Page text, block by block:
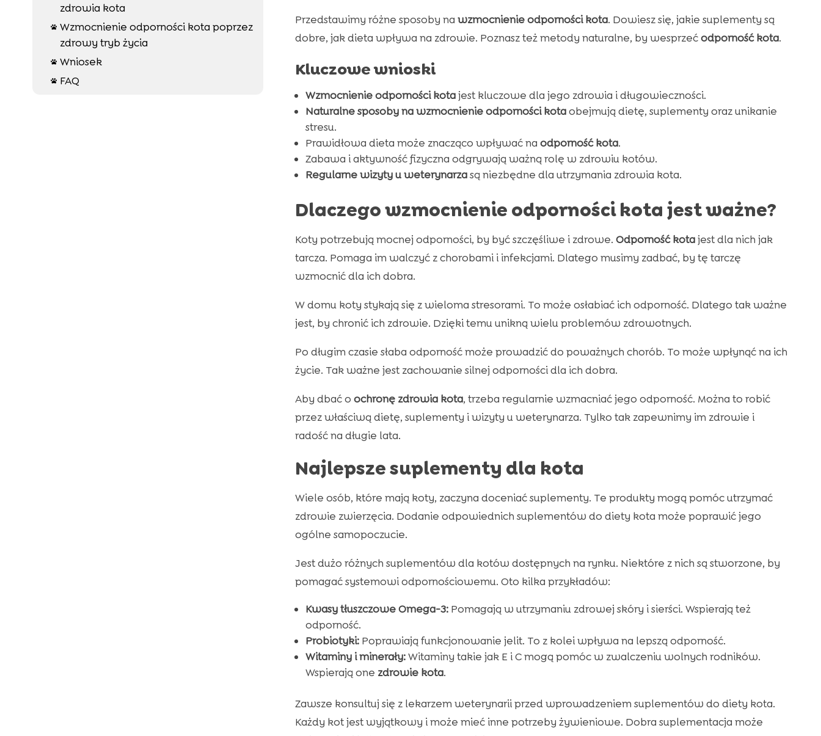
zdrowia kota
 Wzmocnienie odporności kota poprzez
zdrowy tryb życia
 Wniosek
 FAQ
Przedstawimy różne sposoby na wzmocnienie odporności kota. Dowiesz się, jakie suplementy są
dobre, jak dieta wpływa na zdrowie. Poznasz też metody naturalne, by wesprzećodporność kota.
Kluczowe wnioski
Wzmocnienie odporności kotajest kluczowe dla jego zdrowia i długowieczności.
Naturalne sposoby na wzmocnienie odporności kotaobejmują dietę, suplementy oraz unikanie
stresu.
Prawidłowa dieta może znacząco wpływać na odporność kota.
Zabawa i aktywność fizyczna odgrywają ważną rolę w zdrowiu kotów.
Regularne wizyty u weterynarzasą niezbędne dla utrzymania zdrowia kota.
Dlaczego wzmocnienie odporności kota jest ważne?
Koty potrzebują mocnej odporności, by być szczęśliwe i zdrowe. Odporność kotajest dla nich jak
tarcza. Pomaga im walczyć z chorobami i infekcjami. Dlatego musimy zadbać, by tę tarczę
wzmocnić dla ich dobra.
W domu koty stykają się z wieloma stresorami. To może osłabiać ich odporność. Dlatego tak ważne
jest, by chronić ich zdrowie. Dzięki temu unikną wielu problemów zdrowotnych.
Po długim czasie słaba odporność może prowadzić do poważnych chorób. To może wpłynąć na ich
życie. Tak ważne jest zachowanie silnej odporności dla ich dobra.
Aby dbać o ochronę zdrowia kota, trzeba regularnie wzmacniać jego odporność. Można to robić
przez właściwą dietę, suplementy i wizyty u weterynarza. Tylko tak zapewnimy im zdrowie i
radość na długie lata.
Najlepsze suplementy dla kota
Wiele osób, które mają koty, zaczyna doceniać suplementy. Te produkty mogą pomóc utrzymać
zdrowie zwierzęcia. Dodanie odpowiednich suplementów do diety kota może poprawić jego
ogólne samopoczucie.
Jest dużo różnych suplementów dla kotów dostępnych na rynku. Niektóre z nich są stworzone, by
pomagać systemowi odpornościowemu. Oto kilka przykładów:
Kwasy tłuszczowe Omega-3:Pomagają w utrzymaniu zdrowej skóry i sierści. Wspierają też
odporność.
Probiotyki:Poprawiają funkcjonowanie jelit. To z kolei wpływa na lepszą odporność.
Witaminy i minerały:Witaminy takie jak E i C mogą pomóc w zwalczeniu wolnych rodników.
Wspierają one zdrowie kota.
Zawsze konsultuj się z lekarzem weterynarii przed wprowadzeniem suplementów do diety kota.
Każdy kot jest wyjątkowy i może mieć inne potrzeby żywieniowe. Dobra suplementacja może